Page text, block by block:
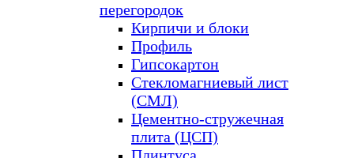
перегородок
Кирпичи и блоки
Профиль
Гипсокартон
Стекломагниевый лист
(СМЛ)
Цементно-стружечная
плита (ЦСП)